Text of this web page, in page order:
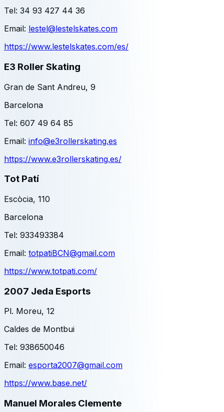
Tel: 34 93 427 44 36
Email: lestel@lestelskates.com
https://www.lestelskates.com/es/
E3 Roller Skating
Gran de Sant Andreu, 9
Barcelona
Tel: 607 49 64 85
Email: info@e3rollerskating.es
https://www.e3rollerskating.es/
Tot Patí
Escòcia, 110
Barcelona
Tel: 933493384
Email: totpatiBCN@gmail.com
https://www.totpati.com/
2007 Jeda Esports
Pl. Moreu, 12
Caldes de Montbui
Tel: 938650046
Email: esporta2007@gmail.com
https://www.base.net/
Manuel Morales Clemente